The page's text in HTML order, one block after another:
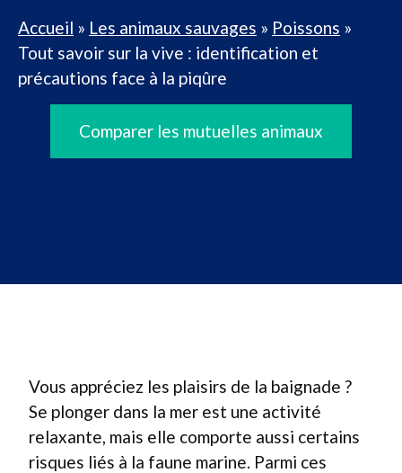
Accueil » Les animaux sauvages » Poissons »
Tout savoir sur la vive : identification et
précautions face à la piqûre
Comparer les mutuelles animaux
Vous appréciez les plaisirs de la baignade ?
Se plonger dans la mer est une activité
relaxante, mais elle comporte aussi certains
risques liés à la faune marine. Parmi ces